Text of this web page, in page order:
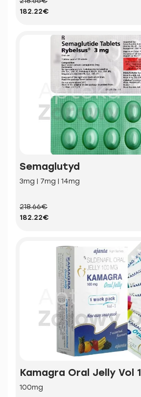
182.22€
Semaglutyd
3mg | 7mg | 14mg
218.66€
182.22€
Kamagra Oral Jelly Vol 1
100mg